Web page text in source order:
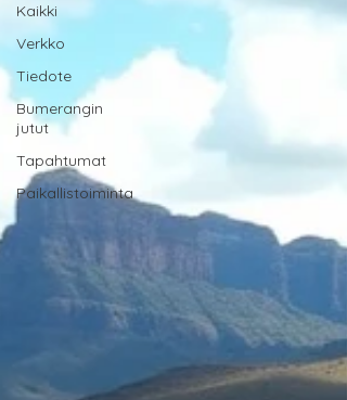
Kaikki
Verkko
Tiedote
Bumerangin
jutut
Tapahtumat
Paikallistoiminta